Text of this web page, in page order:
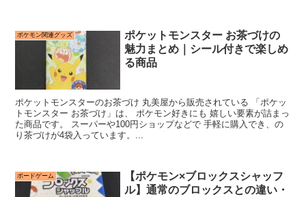
ポケモン関連グッズ
ポケットモンスター お茶づけの
魅力まとめ｜シール付きで楽しめ
る商品
ポケットモンスターのお茶づけ 丸美屋から販売されている 「ポケッ
トモンスター お茶づけ」は、 ポケモン好きにも 嬉しい要素が詰まっ
た商品です。 スーパーや100円ショップなどで 手軽に購入でき、の
り茶づけが4袋入っています。...
ボードゲーム
【ポケモン×ブロックスシャッフ
ル】通常のブロックスとの違い・